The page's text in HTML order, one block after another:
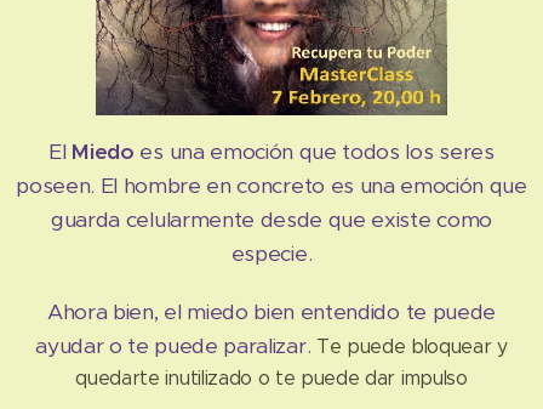
El Miedo es una emoción que todos los seres
poseen. El hombre en concreto es una emoción que
guarda celularmente desde que existe como
especie.
Ahora bien, el miedo bien entendido te puede
ayudar o te puede paralizar. Te puede bloquear y
quedarte inutilizado o te puede dar impulso